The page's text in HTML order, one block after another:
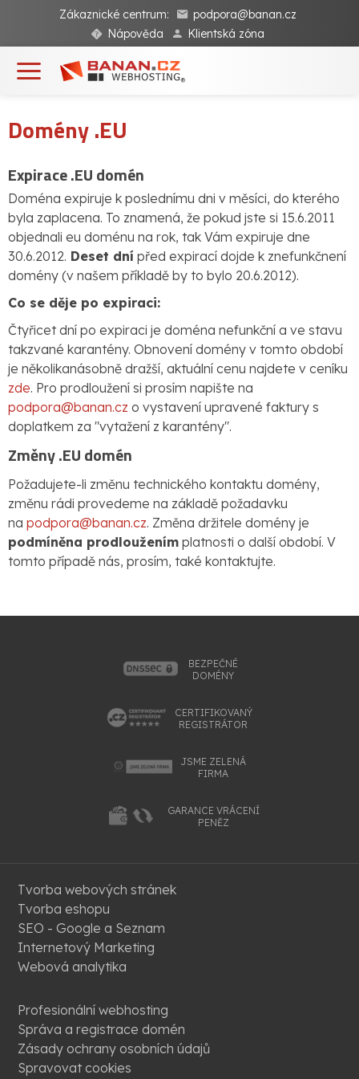
Zákaznické centrum:
podpora@banan.cz
Nápověda
Klientská zóna
Domény .EU
Expirace .EU domén
Doména expiruje k poslednímu dni v měsíci, do kterého
byla zaplacena. To znamená, že pokud jste si 15.6.2011
objednali eu doménu na rok, tak Vám expiruje dne
30.6.2012. Deset dní před expirací dojde k znefunkčnení
domény (v našem příkladě by to bylo 20.6.2012).
Co se děje po expiraci:
Čtyřicet dní po expiraci je doména nefunkční a ve stavu
takzvané karantény. Obnovení domény v tomto období
je několikanásobně dražší, aktuální cenu najdete v ceníku
zde. Pro prodloužení si prosím napište na
podpora@banan.cz o vystavení upravené faktury s
doplatkem za "vytažení z karantény".
Změny .EU domén
Požadujete-li změnu technického kontaktu domény,
změnu rádi provedeme na základě požadavku
na podpora@banan.cz. Změna držitele domény je
podmíněna prodloužením platnosti o další období. V
tomto případě nás, prosím, také kontaktujte.
BEZPEČNÉ
DOMÉNY
CERTIFIKOVANÝ
REGISTRÁTOR
JSME ZELENÁ
FIRMA
GARANCE VRÁCENÍ
PENĚZ
Tvorba webových stránek
Tvorba eshopu
SEO - Google a Seznam
Internetový Marketing
Webová analytika
Profesionální webhosting
Správa a registrace domén
Zásady ochrany osobních údajů
Spravovat cookies